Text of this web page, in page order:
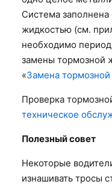
Система
жидкостью (см.
необходимо
замены тормозной
«Замена
Проверка
техническое
Полезный совет
Некоторые
изнашивать тросы